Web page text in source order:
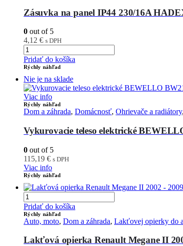
Zásuvka na panel IP44 230/16A
0 out of 5
4,12 € s DPH
Pridať do košíka
Rýchly náhľad
Nie je na sklade
Viac info
Rýchly náhľad
Dom a záhrada, Domácnosť, Ohrievače a radiátory,
Vykurovacie teleso elektrické
0 out of 5
115,19 € s DPH
Viac info
Rýchly náhľad
Pridať do košíka
Rýchly náhľad
Auto, moto, Dom a záhrada, Lakťovej opierky do
Lakťová opierka Renault Megane II